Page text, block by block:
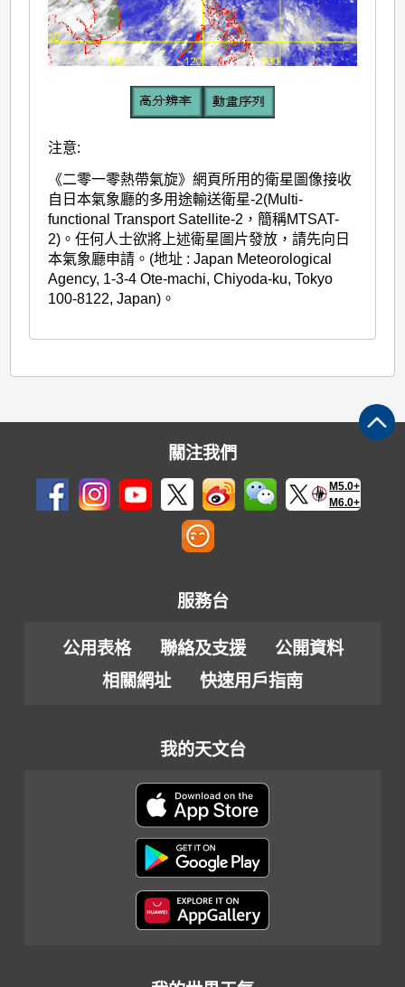
注意:
《二零一零熱帶氣旋》網頁所用的衛星圖像接收
自日本氣象廳的多用途輸送衛星-2(Multi-
functional Transport Satellite-2，簡稱MTSAT-
2)。任何人士欲將上述衛星圖片發放，請先向日
本氣象廳申請。(地址 : Japan Meteorological
Agency, 1-3-4 Ote-machi, Chiyoda-ku, Tokyo
100-8122, Japan)。
關注我們
M5.0+
M6.0+
服務台
公用表格 聯絡及支援
公開資料
相關網址
快速用戶指南
我的天文台